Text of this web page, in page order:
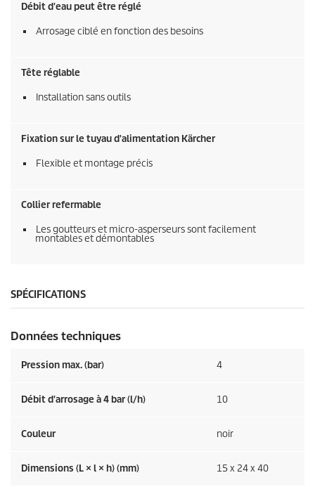
Débit d'eau peut être réglé
Arrosage ciblé en fonction des besoins
Tête réglable
Installation sans outils
Fixation sur le tuyau d'alimentation Kärcher
Flexible et montage précis
Collier refermable
Les goutteurs et micro-asperseurs sont facilement
montables et démontables
SPÉCIFICATIONS
Données techniques
Pression max. (bar) 4
Débit d'arrosage à 4 bar (l/h) 10
Couleur noir
Dimensions (L × l × h) (mm) 15 x 24 x 40